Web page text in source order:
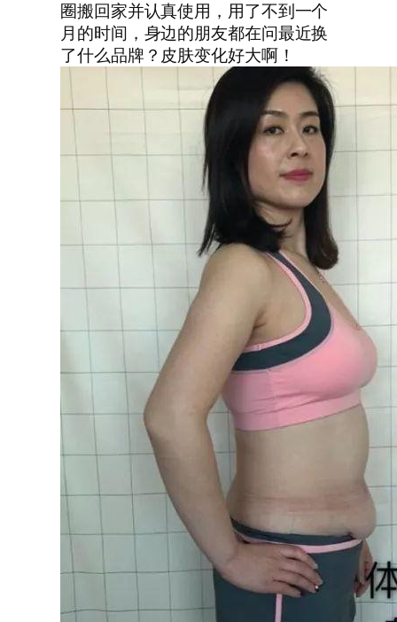
圈搬回家并认真使用，用了不到一个
月的时间，身边的朋友都在问最近换
了什么品牌？皮肤变化好大啊！